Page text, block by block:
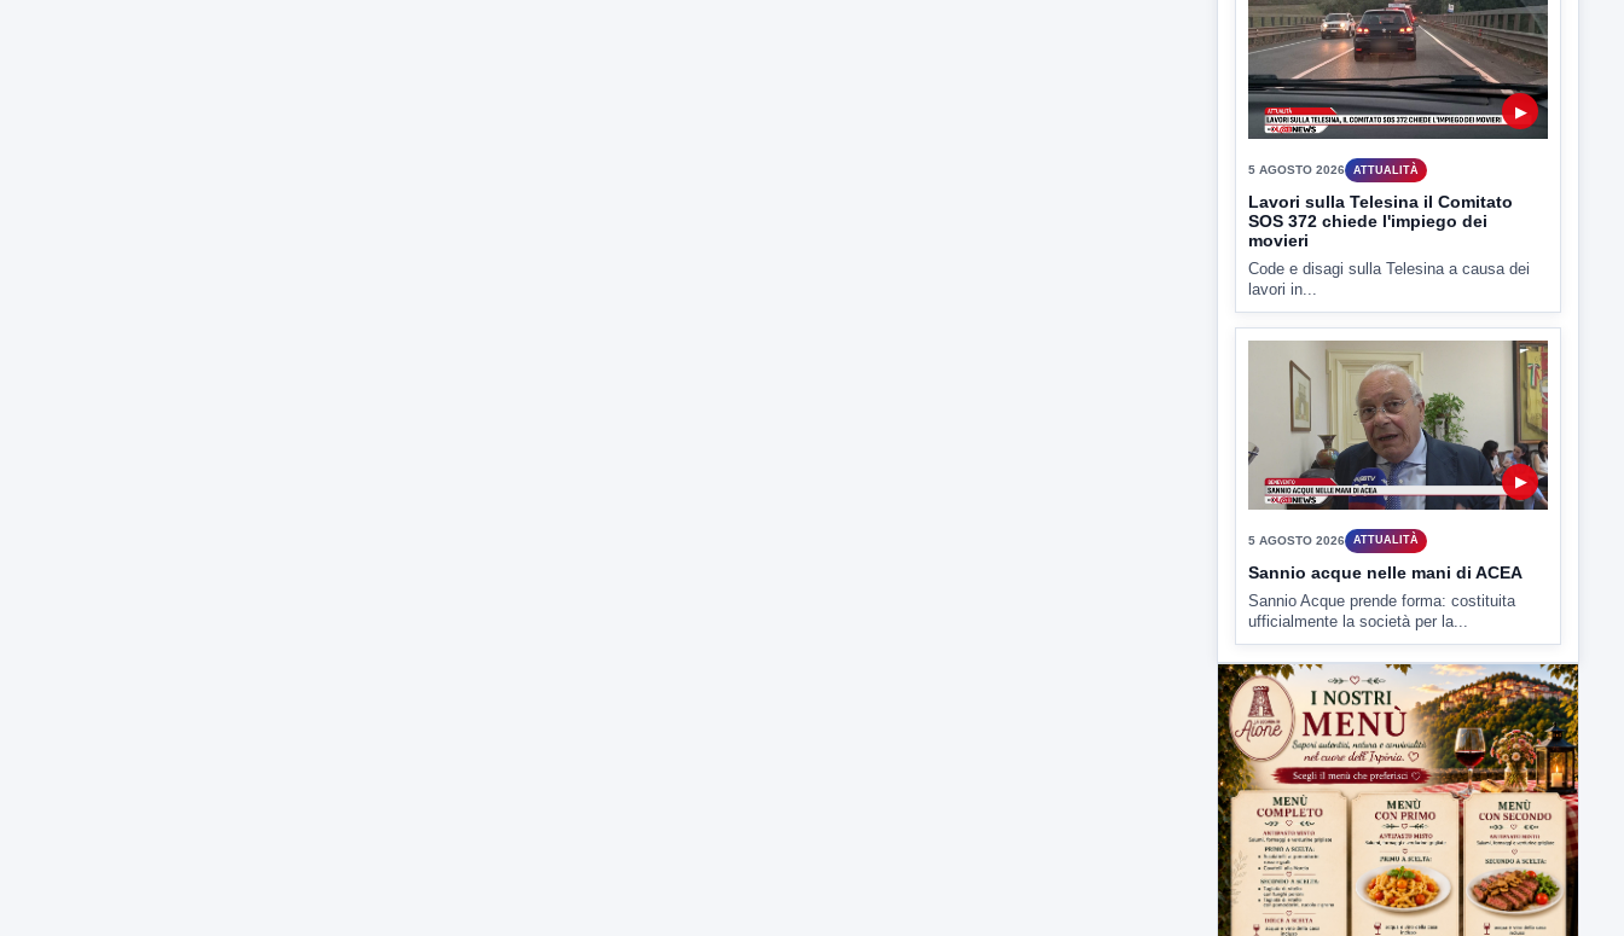
▶
5 AGOSTO 2026 ATTUALITÀ
Lavori sulla Telesina il Comitato
SOS 372 chiede l'impiego dei
movieri
Code e disagi sulla Telesina a causa dei
lavori in...
▶
5 AGOSTO 2026 ATTUALITÀ
Sannio acque nelle mani di ACEA
Sannio Acque prende forma: costituita
ufficialmente la società per la...